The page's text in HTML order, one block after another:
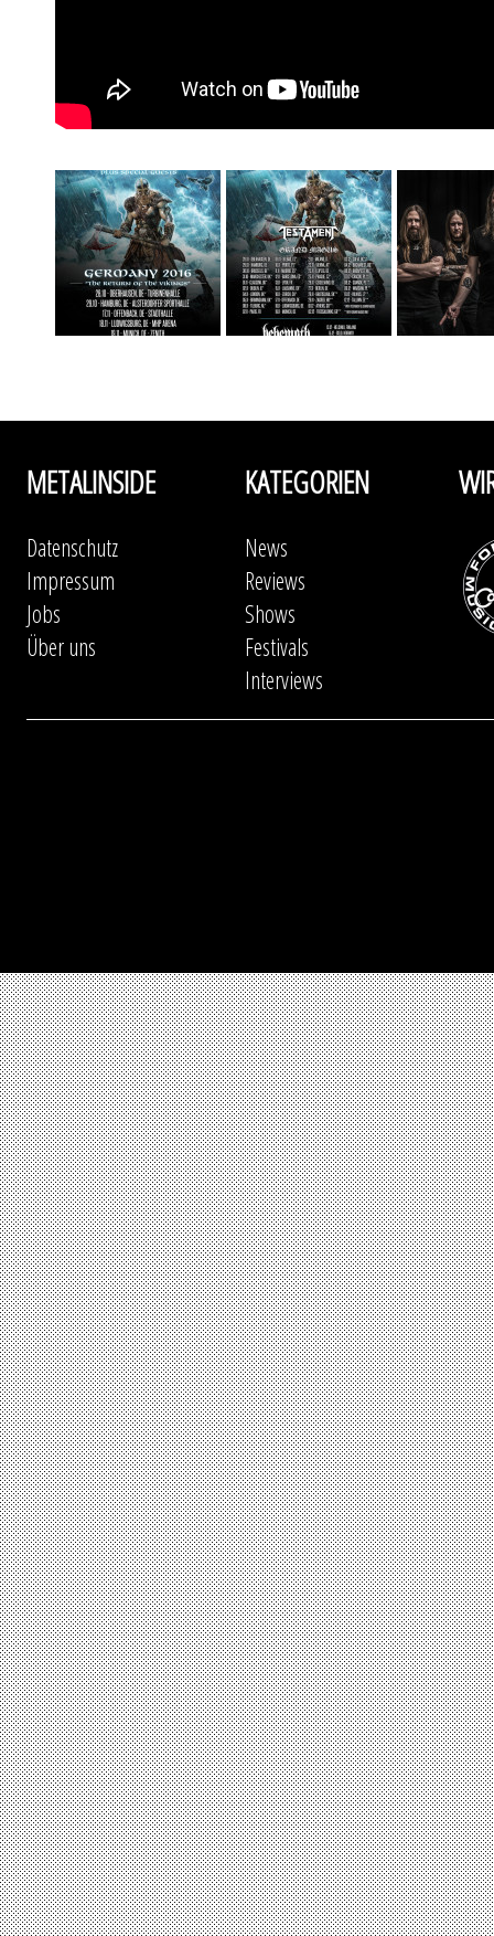
METALINSIDE
Datenschutz
Impressum
Jobs
Über uns
KATEGORIEN
News
Reviews
Shows
Festivals
Interviews